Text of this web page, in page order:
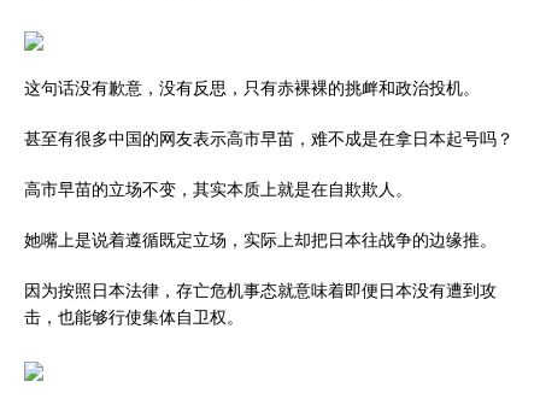
这句话没有歉意，没有反思，只有赤裸裸的挑衅和政治投机。
甚至有很多中国的网友表示高市早苗，难不成是在拿日本起号吗？
高市早苗的立场不变，其实本质上就是在自欺欺人。
她嘴上是说着遵循既定立场，实际上却把日本往战争的边缘推。
因为按照日本法律，存亡危机事态就意味着即便日本没有遭到攻
击，也能够行使集体自卫权。